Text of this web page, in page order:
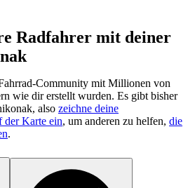
Radfahrer mit deiner
Community mit Millionen von
wie dir erstellt wurden. Es gibt bisher
also zeichne deine
der Karte ein, um anderen zu helfen, die
.